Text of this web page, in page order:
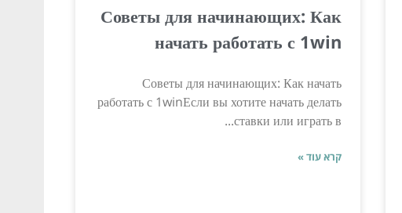
Советы для начинающих: Как
начать работать с 1win
Советы для начинающих: Как начать
работать с 1winЕсли вы хотите начать делать
ставки или играть в...
קרא עוד »